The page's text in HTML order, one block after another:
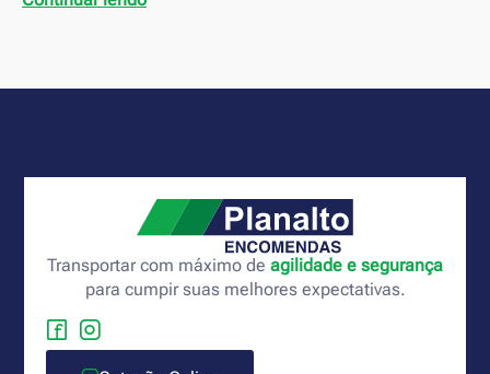
Transportar com máximo de agilidade e segurança
para cumpir suas melhores expectativas.